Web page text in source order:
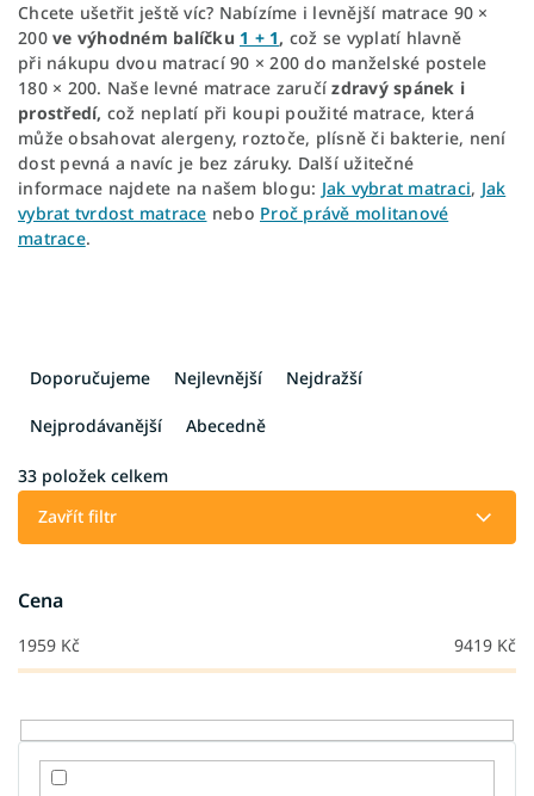
Chcete ušetřit ještě víc? Nabízíme i levnější matrace 90 ×
200 ve výhodném balíčku 1 + 1, což se vyplatí hlavně
při nákupu dvou matrací 90 × 200 do manželské postele
180 × 200. Naše levné matrace zaručízdravý spánek i
prostředí, což neplatí při koupi použité matrace, která
může obsahovat alergeny, roztoče, plísně či bakterie, není
dost pevná a navíc je bez záruky. Další užitečné
informace najdete na našem blogu: Jak vybrat matraci, Jak
vybrat tvrdost matrace nebo Proč právě molitanové
matrace.
í
u
k
t
Doporučujeme Nejlevnější Nejdražší
Nejprodávanější Abecedně
33 položek celkem
Zavřít filtr
Cena
1959 Kč 9419 Kč